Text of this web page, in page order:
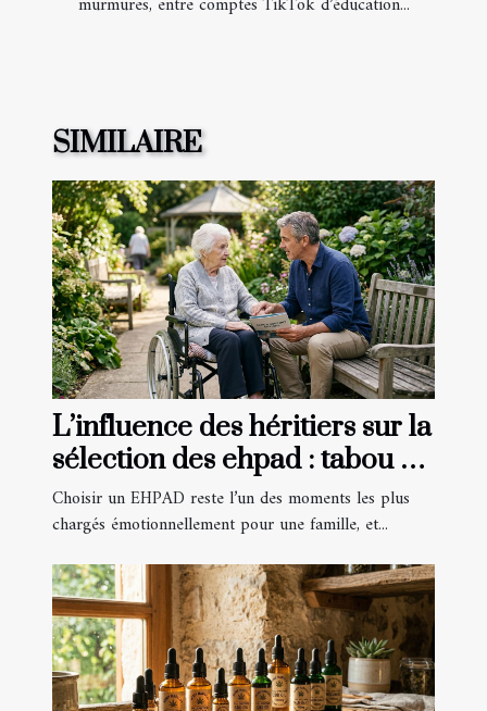
SIMILAIRE
L’influence des héritiers sur la
sélection des ehpad : tabou ou
réalité ?
Choisir un EHPAD reste l’un des moments les plus
chargés émotionnellement pour une famille, et...